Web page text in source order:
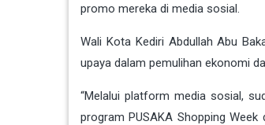
promo mereka di media sosial.
Wali Kota Kediri Abdullah Abu
upaya dalam pemulihan ekonomi
“Melalui platform media sosial,
program PUSAKA Shopping